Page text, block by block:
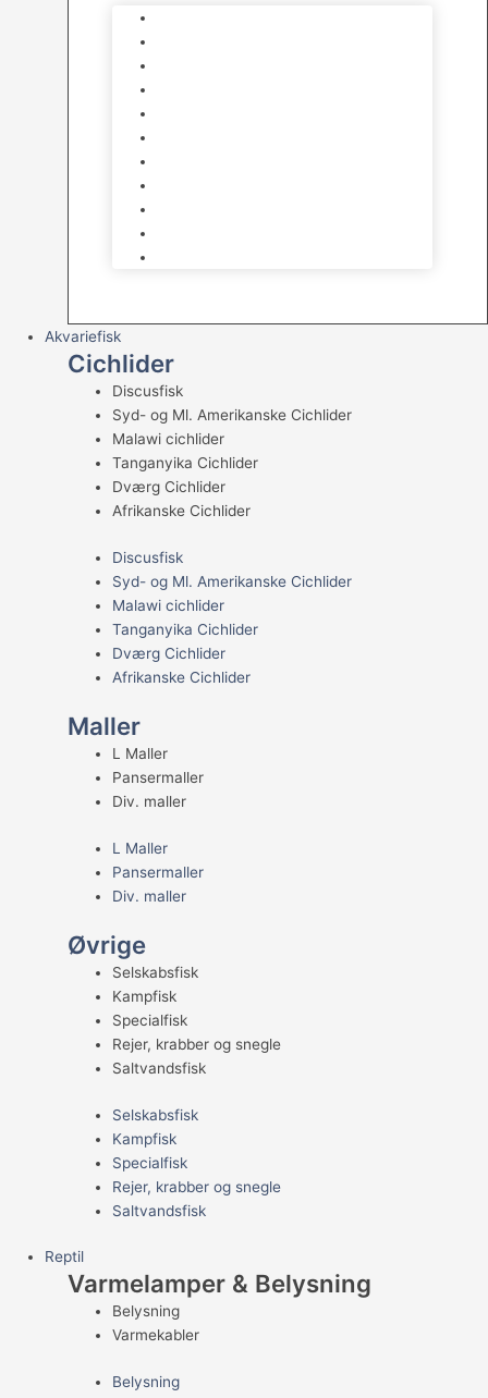
Akvariefisk
Cichlider
Discusfisk
Syd- og Ml. Amerikanske Cichlider
Malawi cichlider
Tanganyika Cichlider
Dværg Cichlider
Afrikanske Cichlider
Discusfisk
Syd- og Ml. Amerikanske Cichlider
Malawi cichlider
Tanganyika Cichlider
Dværg Cichlider
Afrikanske Cichlider
Maller
L Maller
Pansermaller
Div. maller
L Maller
Pansermaller
Div. maller
Øvrige
Selskabsfisk
Kampfisk
Specialfisk
Rejer, krabber og snegle
Saltvandsfisk
Selskabsfisk
Kampfisk
Specialfisk
Rejer, krabber og snegle
Saltvandsfisk
Reptil
Varmelamper & Belysning
Belysning
Varmekabler
Belysning